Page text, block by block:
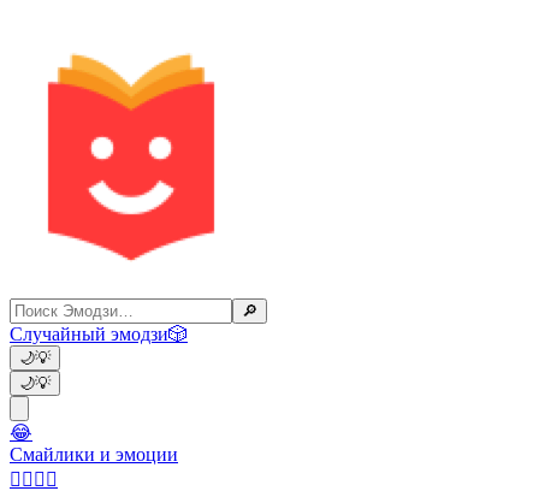
🔎
Случайный эмодзи🎲
🌙💡
🌙💡
😂
Смайлики и эмоции
👩‍❤️‍💋‍👨